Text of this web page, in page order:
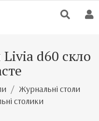
d60 скло
Журнальні столи
столики